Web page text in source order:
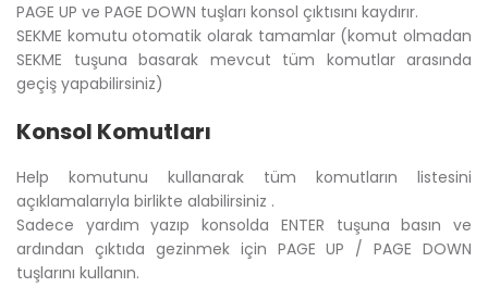
PAGE UP ve PAGE DOWN tuşları konsol çıktısını kaydırır.
SEKME komutu otomatik olarak tamamlar (komut olmadan
SEKME tuşuna basarak mevcut tüm komutlar arasında
geçiş yapabilirsiniz)
Konsol Komutları
Help komutunu kullanarak tüm komutların listesini
açıklamalarıyla birlikte alabilirsiniz .
Sadece yardım yazıp konsolda ENTER tuşuna basın ve
ardından çıktıda gezinmek için PAGE UP / PAGE DOWN
tuşlarını kullanın.